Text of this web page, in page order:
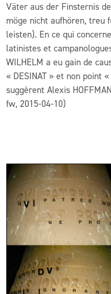
Väter aus der Finsternis
möge nicht aufhören, treu
leisten). En ce qui
latinistes et
WILHELM a eu gain de
« DESINAT » et non point
suggèrent Alexis
fw, 2015-04-10)